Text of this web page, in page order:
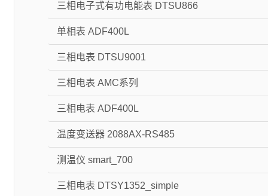
三相电子式有功电能表 DTSU866
单相表 ADF400L
三相电表 DTSU9001
三相电表 AMC系列
三相电表 ADF400L
温度变送器 2088AX-RS485
测温仪 smart_700
三相电表 DTSY1352_simple